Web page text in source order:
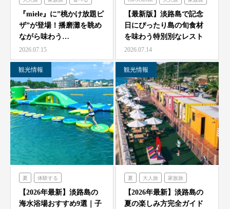
体験する ミエレ
『miele』に”桃かけ放題ピ
ザ”が登場！播磨灘を眺め
ながら味わう…
2026.07.15
食べる フレンチの森
オーシャンテラス
のじまスコーラ 青海波
海神人の食卓
【最新版】淡路島で記念
日にぴったり島の旬食材
を味わう特別別なレスト
ラン7選
2026.07.14
観光情報
夏 体験する
のじまスコーラ
シェフガーデン
【2026年最新】淡路島の
海水浴場おすすめ9選｜子
観光情報
夏 大人旅 家族旅
食べる 体験する 禅坊靖寧
ハローキティスマイル
【2026年最新】淡路島の
夏の楽しみ方完全ガイド